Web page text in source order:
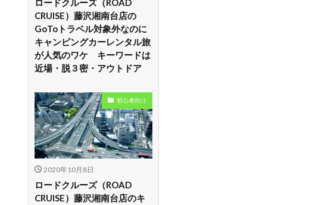
ロードクルーズ（ROAD
CRUISE）藤沢湘南台店の
GoToトラベル対象外なのに
キャンピングカーレンタル旅
が人気のワケ キーワードは
近場・脱３密・アウトドア
初心者向け
2020年10月8日
ロードクルーズ（ROAD
CRUISE）藤沢湘南台店のキ